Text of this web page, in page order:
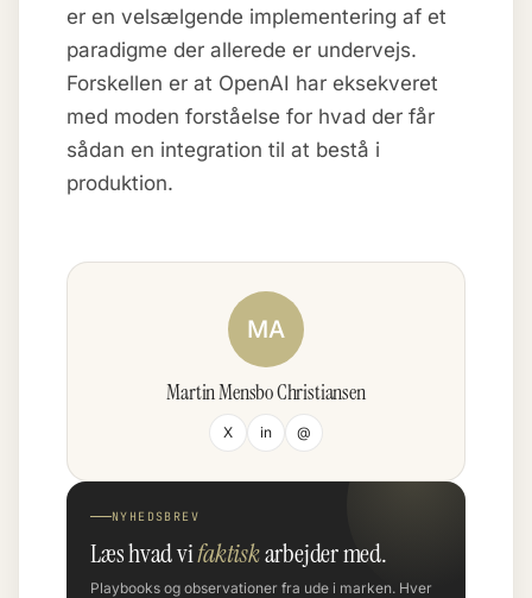
er en velsælgende implementering af et
paradigme der allerede er undervejs.
Forskellen er at OpenAI har eksekveret
med moden forståelse for hvad der får
sådan en integration til at bestå i
produktion.
MA
Martin Mensbo Christiansen
X in @
NYHEDSBREV
Læs hvad vifaktiskarbejder med.
Playbooks og observationer fra ude i marken. Hver